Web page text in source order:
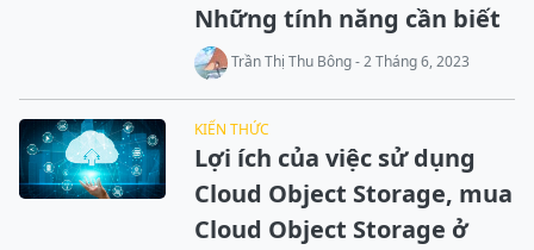
Những tính năng cần biết
Trần Thị Thu Bông - 2 Tháng 6, 2023
KIẾN THỨC
Lợi ích của việc sử dụng
Cloud Object Storage, mua
Cloud Object Storage ở